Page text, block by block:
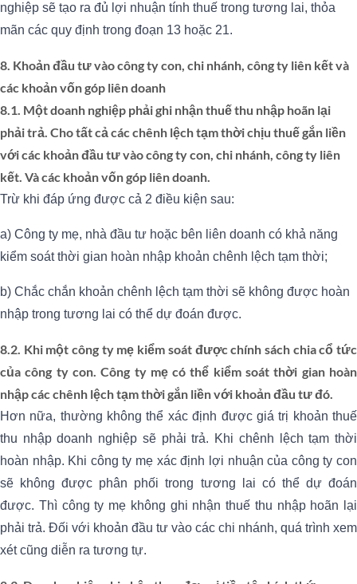
nghiệp sẽ tạo ra đủ lợi nhuận tính thuế trong tương lai, thỏa
mãn các quy định trong đoạn 13 hoặc 21.
8. Khoản đầu tư vào công ty con, chi nhánh, công ty liên kết và
các khoản vốn góp liên doanh
8.1. Một doanh nghiệp phải ghi nhận thuế thu nhập hoãn lại
phải trả. Cho tất cả các chênh lệch tạm thời chịu thuế gắn liền
với các khoản đầu tư vào công ty con, chi nhánh, công ty liên
kết. Và các khoản vốn góp liên doanh.
Trừ khi đáp ứng được cả 2 điều kiện sau:
a) Công ty mẹ, nhà đầu tư hoặc bên liên doanh có khả năng
kiểm soát thời gian hoàn nhập khoản chênh lệch tạm thời;
b) Chắc chắn khoản chênh lệch tạm thời sẽ không được hoàn
nhập trong tương lai có thể dự đoán được.
8.2. Khi một công ty mẹ kiểm soát được chính sách chia cổ tức
của công ty con. Công ty mẹ có thể kiểm soát thời gian hoàn
nhập các chênh lệch tạm thời gắn liền với khoản đầu tư đó.
Hơn nữa, thường không thể xác định được giá trị khoản thuế
thu nhập doanh nghiệp sẽ phải trả. Khi chênh lệch tạm thời
hoàn nhập. Khi công ty mẹ xác định lợi nhuận của công ty con
sẽ không được phân phối trong tương lai có thể dự đoán
được. Thì công ty mẹ không ghi nhận thuế thu nhập hoãn lại
phải trả. Đối với khoản đầu tư vào các chi nhánh, quá trình xem
xét cũng diễn ra tương tự.